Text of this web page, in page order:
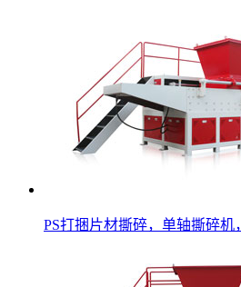
PS打捆片材撕碎，单轴撕碎机